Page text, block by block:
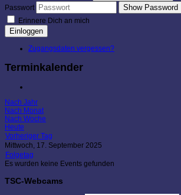
Passwort
Show Password
Erinnere Dich an mich
Einloggen
Zugangsdaten vergessen?
Terminkalender
Nach Jahr
Nach Monat
Nach Woche
Heute
Vorheriger Tag
Mittwoch, 17. September 2025
Folgetag
Es wurden keine Events gefunden
TSC-Webcams